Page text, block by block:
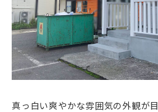
真っ白い爽やかな雰囲気の外観が